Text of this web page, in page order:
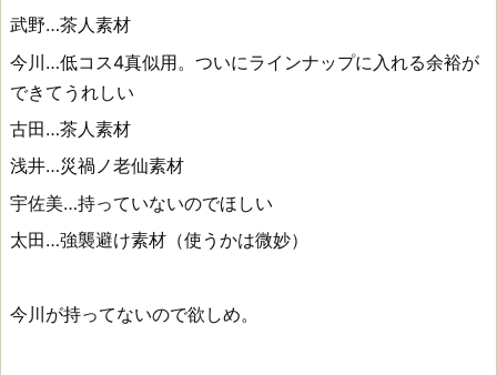
武野…茶人素材
今川…低コス4真似用。ついにラインナップに入れる余裕が
できてうれしい
古田…茶人素材
浅井…災禍ノ老仙素材
宇佐美…持っていないのでほしい
太田…強襲避け素材（使うかは微妙）
今川が持ってないので欲しめ。